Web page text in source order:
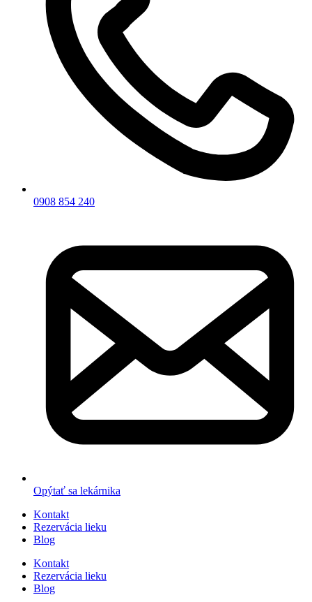
0908 854 240
Opýtať sa lekárnika
Kontakt
Rezervácia lieku
Blog
Kontakt
Rezervácia lieku
Blog